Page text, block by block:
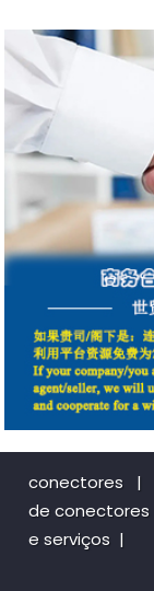
conectores |
de conectores
e serviços |